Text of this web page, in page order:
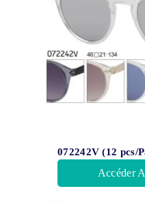
072242V (12 pcs/
Accéder